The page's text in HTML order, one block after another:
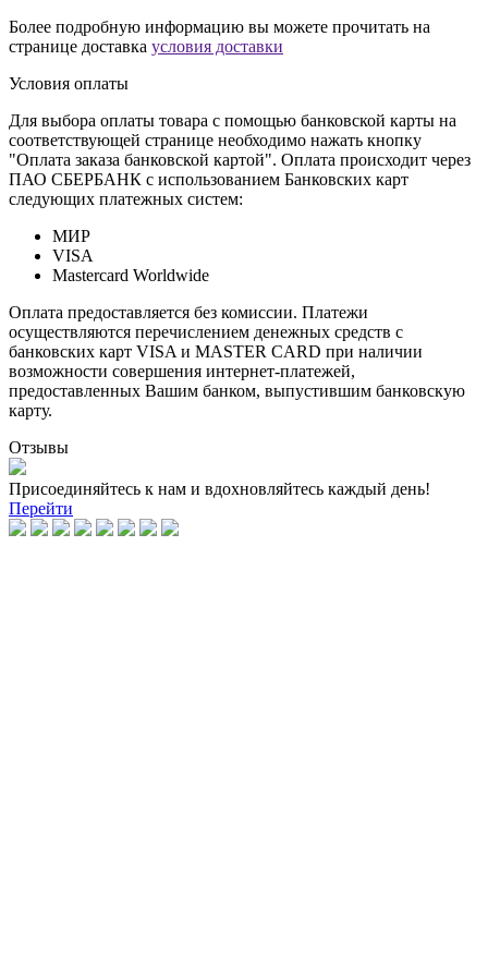
Более подробную информацию вы можете прочитать на
странице доставка условия доставки
Условия оплаты
Для выбора оплаты товара с помощью банковской карты на
соответствующей странице необходимо нажать кнопку
"Оплата заказа банковской картой". Оплата происходит через
ПАО СБЕРБАНК с использованием Банковских карт
следующих платежных систем:
МИР
VISA
Mastercard Worldwide
Оплата предоставляется без комиссии. Платежи
осуществляются перечислением денежных средств с
банковских карт VISA и MASTER CARD при наличии
возможности совершения интернет-платежей,
предоставленных Вашим банком, выпустившим банковскую
карту.
Отзывы
Присоединяйтесь к нам и вдохновляйтесь каждый день!
Перейти